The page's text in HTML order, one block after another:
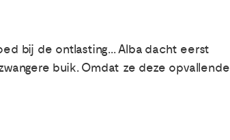
bij de ontlasting... Alba dacht eerst
buik. Omdat ze deze opvallende